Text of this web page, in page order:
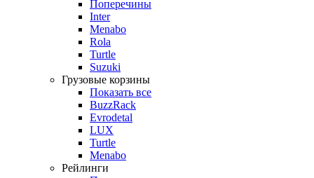
Поперечины
Inter
Menabo
Rola
Turtle
Suzuki
Грузовые корзины
Показать все
BuzzRack
Evrodetal
LUX
Turtle
Menabo
Рейлинги